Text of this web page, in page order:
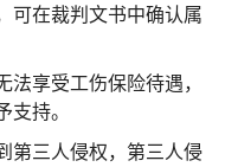
可在裁判文书中确认属
享受工伤保险待遇，
持。
第三人侵权，第三人侵